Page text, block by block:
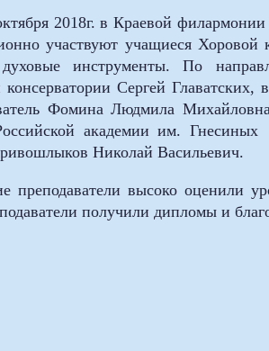
2018г. в Краевой филармонии
участвуют учащиеся
инструменты. По
консерватории Сергей
Фомина Людмила
Российской академии им.
Николай Васильевич.
высоко оценили
получили дипломы и